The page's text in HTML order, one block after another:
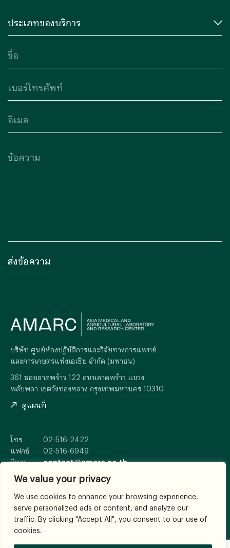
We value your privacy
We use cookies to enhance your browsing experience,
serve personalized ads or content, and analyze our
traffic. By clicking "Accept All", you consent to our use of
cookies.
บริษัท ศูนย์ห้องปฏิบัติการและวิจัยทางการแพทย์
และการเกษตรแห่งเอเซีย จำกัด (มหาชน)
361 ซอยลาดพร้าว 122 ถนนลาดพร้าว แขวง
พลับพลา เขตวังทองหลาง กรุงเทพมหานคร 10310
ดูแผนที่
โทร
02-516-2422
แฟกซ์
02-516-6949
อีเมล
contact@amarc.co.th
© 2026
All Rights Reserved.
เงื่อนไขและข้อตกลง
WHERE TRUST ESTABLISHES